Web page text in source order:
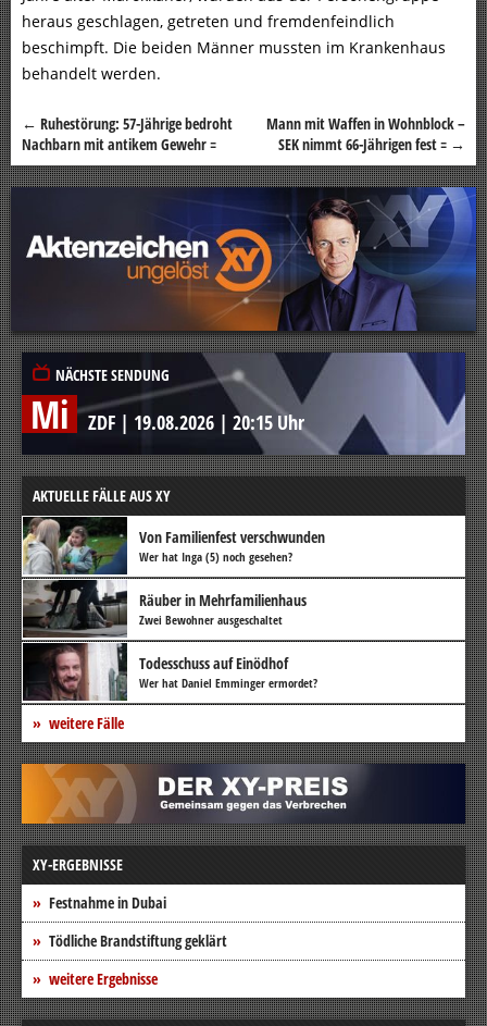
heraus geschlagen, getreten und fremdenfeindlich
beschimpft. Die beiden Männer mussten im Krankenhaus
behandelt werden.
Beitragsnavigation
← Ruhestörung: 57-Jährige bedroht
Nachbarn mit antikem Gewehr =
Mann mit Waffen in Wohnblock –
SEK nimmt 66-Jährigen fest = →
NÄCHSTE SENDUNG
Mi ZDF | 19.08.2026 | 20:15 Uhr
AKTUELLE FÄLLE AUS XY
Von Familienfest verschwunden
Wer hat Inga (5) noch gesehen?
Räuber in Mehrfamilienhaus
Zwei Bewohner ausgeschaltet
Todesschuss auf Einödhof
Wer hat Daniel Emminger ermordet?
weitere Fälle
XY-ERGEBNISSE
Festnahme in Dubai
Tödliche Brandstiftung geklärt
weitere Ergebnisse